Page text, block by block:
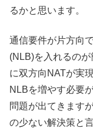
るかと思います。
通信要件が片方向
(NLB)を入れるの
に双方向NATが実
NLBを増やす必要
問題が出てきます
の少ない解決策と